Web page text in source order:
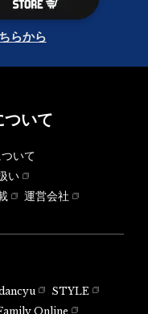
らから
ついて
いて
い
運営会社
STYLE
Online